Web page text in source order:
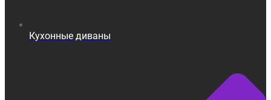
Кухонные диваны